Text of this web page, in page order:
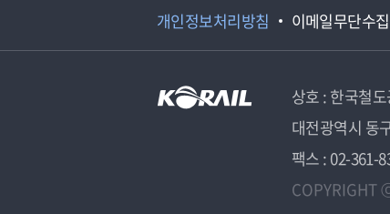
개인정보처리방침 이메일무단수
상호 : 한국철
대전광역시 동
팩스 : 02-361-
COPYRIGHT